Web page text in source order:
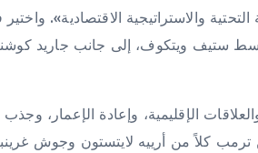
والاستراتيجية الاقتصادية».
ستيف ويتكوف، إلى جانب جاريد
الإقليمية، وإعادة الإعمار، وجذب
ترمب كلاً من أرييه لايتستون وجوش